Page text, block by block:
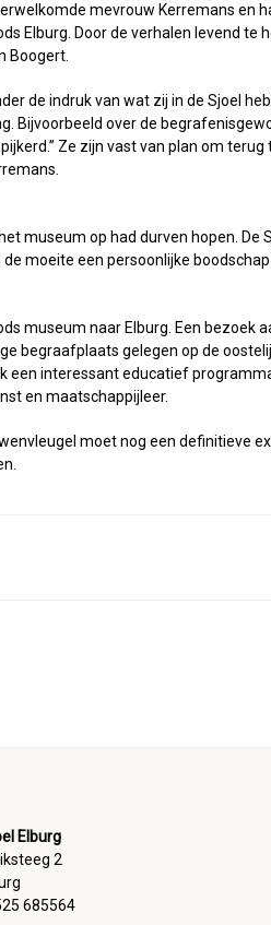
mevrouw Kerremans en
Elburg. Door de verhalen levend
Boogert.
de indruk van wat zij in de Sjoel
Bijvoorbeeld over de
Ze zijn vast van plan om
museum op had durven hopen. De
moeite een persoonlijke
museum naar Elburg. Een bezoek
begraafplaats gelegen op de
interessant educatief
en maatschappijleer.
moet nog een definitieve
Elburg
2
685564